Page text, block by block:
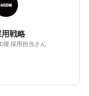
戦略
屋 採用担当さん